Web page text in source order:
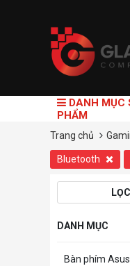
DANH MỤC
PHẨM
Trang chủ
Bluetooth
DANH MỤC
Bàn phím Asus